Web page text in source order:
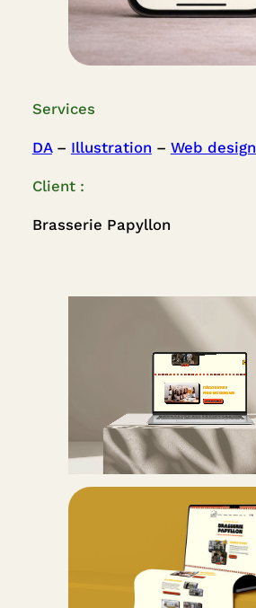
Services
DA – Illustration – Web design
Client :
Brasserie Papyllon